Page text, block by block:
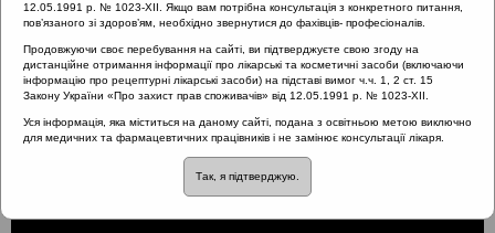
риніту (Київ, 24.04.2019)
Типи збудників алергічних реакцій
Типи збудників
алергічних реакцій
12.05.1991 р. № 1023-XII. Якщо вам потрібна консультація з конкретного питання,
пов’язаного зі здоров’ям, необхідно звернутися до фахівців- професіоналів.
Продовжуючи своє перебування на сайті, ви підтверджуєте свою згоду на
дистанційне отримання інформації про лікарські та косметичні засоби (включаючи
інформацію про рецептурні лікарські засоби) на підставі вимог ч.ч. 1, 2 ст. 15
Закону України «Про захист прав споживачів» від 12.05.1991 р. № 1023-XII.
Уся інформація, яка міститься на даному сайті, подана з освітньою метою виключно
для медичних та фармацевтичних працівників і не замінює консультації лікаря.
Так, я підтверджую.